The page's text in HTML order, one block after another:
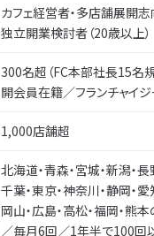
カフェ経営者・多店舗展開志
独立開業検討者（20歳以上）
300名超（FC本部社長15名
開会員在籍／フランチャイジ
1,000店舗超
北海道・青森・宮城・新潟・長
千葉・東京・神奈川・静岡・愛
岡山・広島・高松・福岡・熊
／毎月6回／1年半で100回